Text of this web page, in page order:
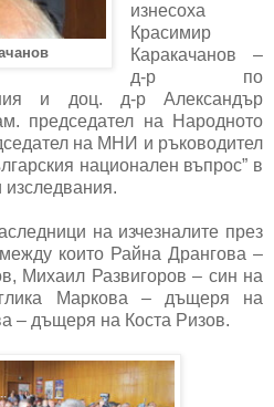
изнесоха
Красимир
Каракачанов –
д-р по
и доц. д-р Александър
председател на Народното
на МНИ и ръководител
национален въпрос” в
изследвания.
на изчезналите през
които Райна Дрангова –
Михаил Развигоров – син на
Маркова – дъщеря на
– дъщеря на Коста Ризов.